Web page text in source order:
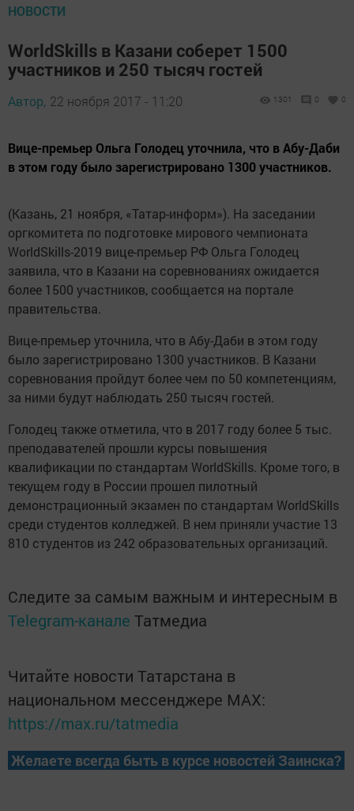
НОВОСТИ
WorldSkills в Казани соберет 1500
участников и 250 тысяч гостей
Автор, 22 ноября 2017 - 11:20 1301 0 0
Вице-премьер Ольга Голодец уточнила, что в Абу-Даби
в этом году было зарегистрировано 1300 участников.
(Казань, 21 ноября, «Татар-информ»). На заседании
оргкомитета по подготовке мирового чемпионата
WorldSkills-2019 вице-премьер РФ Ольга Голодец
заявила, что в Казани на соревнованиях ожидается
более 1500 участников, сообщается на портале
правительства.
Вице-премьер уточнила, что в Абу-Даби в этом году
было зарегистрировано 1300 участников. В Казани
соревнования пройдут более чем по 50 компетенциям,
за ними будут наблюдать 250 тысяч гостей.
Голодец также отметила, что в 2017 году более 5 тыс.
преподавателей прошли курсы повышения
квалификации по стандартам WorldSkills. Кроме того, в
текущем году в России прошел пилотный
демонстрационный экзамен по стандартам WorldSkills
среди студентов колледжей. В нем приняли участие 13
810 студентов из 242 образовательных организаций.
Следите за самым важным и интересным в
Telegram-канале Татмедиа
Читайте новости Татарстана в
национальном мессенджере MАХ:
https://max.ru/tatmedia
Желаете всегда быть в курсе новостей Заинска?